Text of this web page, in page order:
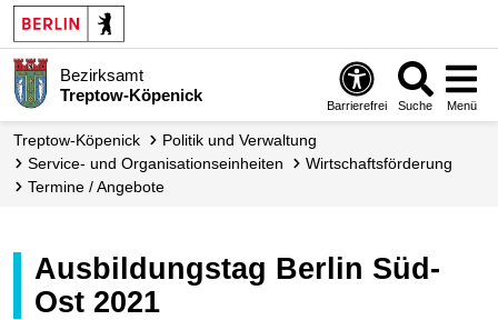
Bezirksamt
Treptow-Köpenick
Barrierefrei Suche Menü
Treptow-Köpenick
Politik und Verwaltung
Service- und Organisations­einheiten
Wirtschafts­förderung
Termine / Angebote
Ausbildungstag Berlin Süd-
Ost 2021